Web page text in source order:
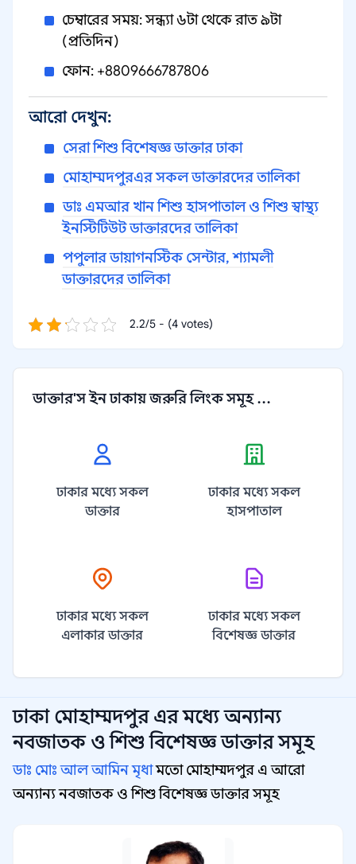
চেম্বারের সময়: সন্ধ্যা ৬টা থেকে রাত ৯টা
(প্রতিদিন)
ফোন: +8809666787806
আরো দেখুন:
সেরা শিশু বিশেষজ্ঞ ডাক্তার ঢাকা
মোহাম্মদপুরএর সকল ডাক্তারদের তালিকা
ডাঃ এমআর খান শিশু হাসপাতাল ও শিশু স্বাস্থ্য
ইনস্টিটিউট ডাক্তারদের তালিকা
পপুলার ডায়াগনস্টিক সেন্টার, শ্যামলী
ডাক্তারদের তালিকা
2.2/5 - (4 votes)
ডাক্তার'স ইন ঢাকায় জরুরি লিংক সমূহ ...
ঢাকার মধ্যে সকল
ডাক্তার
ঢাকার মধ্যে সকল
হাসপাতাল
ঢাকার মধ্যে সকল
এলাকার ডাক্তার
ঢাকার মধ্যে সকল
বিশেষজ্ঞ ডাক্তার
ঢাকা মোহাম্মদপুর এর মধ্যে অন্যান্য
নবজাতক ও শিশু বিশেষজ্ঞ ডাক্তার সমূহ
ডাঃ মোঃ আল আমিন মৃধামতো মোহাম্মদপুর এ আরো
অন্যান্য নবজাতক ও শিশু বিশেষজ্ঞ ডাক্তার সমূহ